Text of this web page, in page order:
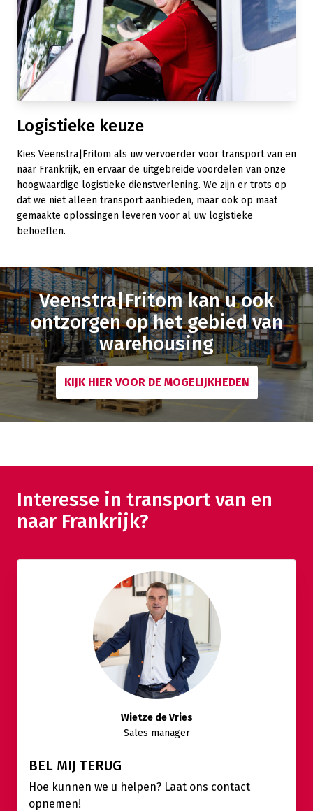
Logistieke keuze
Kies Veenstra|Fritom als uw vervoerder voor transport van en
naar Frankrijk, en ervaar de uitgebreide voordelen van onze
hoogwaardige logistieke dienstverlening. We zijn er trots op
dat we niet alleen transport aanbieden, maar ook op maat
gemaakte oplossingen leveren voor al uw logistieke
behoeften.
Veenstra|Fritom kan u ook
ontzorgen op het gebied van
warehousing
KIJK HIER VOOR DE MOGELIJKHEDEN
Interesse in transport van en
naar Frankrijk?
Wietze de Vries
Sales manager
BEL MIJ TERUG
Hoe kunnen we u helpen? Laat ons contact
opnemen!